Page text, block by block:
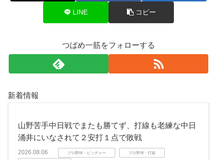
LINE コピー
つばめ一筋をフォローする
新着情報
山野苦手中日戦でまたも勝てず、打線も老練な中日
涌井にいなされて２安打１点で敗戦
2026.08.06 プロ野球・ピッチャー プロ野球・打線